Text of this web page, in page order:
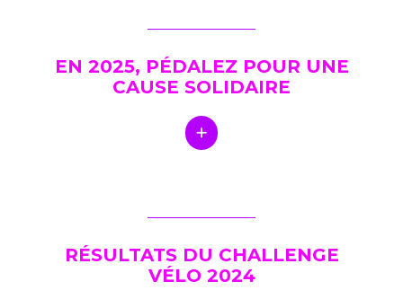
EN 2025, PÉDALEZ POUR UNE
CAUSE SOLIDAIRE
RÉSULTATS DU CHALLENGE
VÉLO 2024